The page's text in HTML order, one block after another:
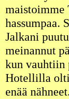
maistoimme
hassumpaa.
Jalkani
meinannut
kun vauhtiin
Hotellilla
enää